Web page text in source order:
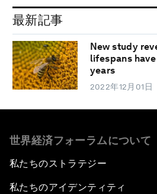
最新記事
New study
lifespans
years
2022年12月01日
世界経済フォーラムについて
私たちのストラテジー
私たちのアイデンティティ